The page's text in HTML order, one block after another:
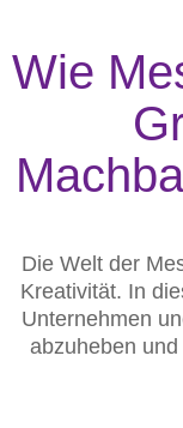
Wie
Die Welt der
Kreativität. In
Unternehmen
abzuheben